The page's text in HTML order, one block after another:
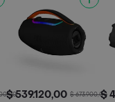
$ 539.120,00 $ 673.900,00
$